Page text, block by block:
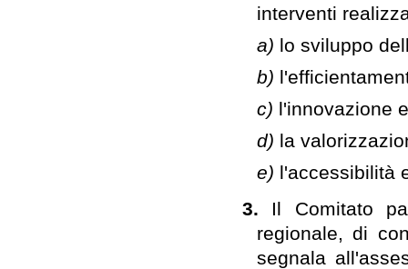
interventi
a) lo sviluppo
b)
c) l'innovazione
d) la
e) l'accessibilità
3. Il Comitato
regionale, di
segnala